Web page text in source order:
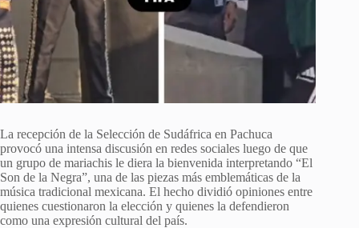
La recepción de la Selección de Sudáfrica en Pachuca
provocó una intensa discusión en redes sociales luego de que
un grupo de mariachis le diera la bienvenida interpretando “El
Son de la Negra”, una de las piezas más emblemáticas de la
música tradicional mexicana. El hecho dividió opiniones entre
quienes cuestionaron la elección y quienes la defendieron
como una expresión cultural del país.